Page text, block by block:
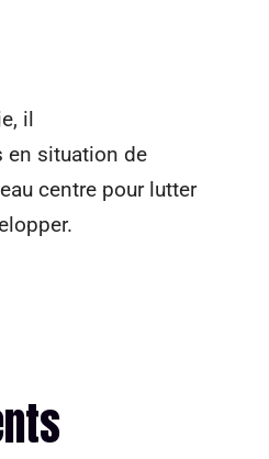
il
en situation de
centre pour lutter